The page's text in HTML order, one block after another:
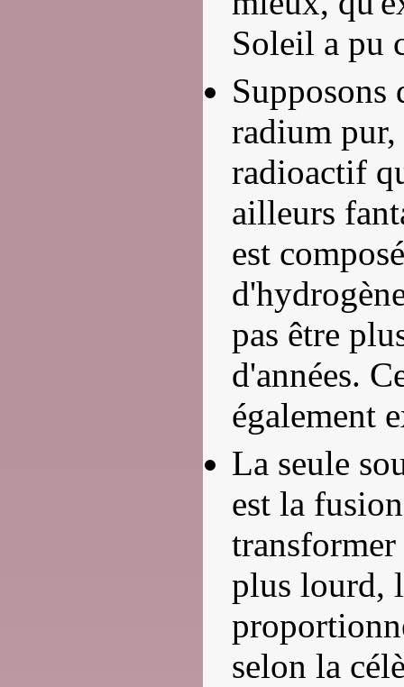
Soleil a pu
Supposons
radium
radioactif
ailleurs
est
pas être
d'années.
également
La seule
est la
plus lourd,
selon la